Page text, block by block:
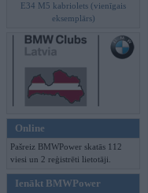
E34 M5 kabriolets (vienīgais
eksemplārs)
Online
Pašreiz BMWPower skatās 112
viesi un 2 reģistrēti lietotāji.
Ienākt BMWPower